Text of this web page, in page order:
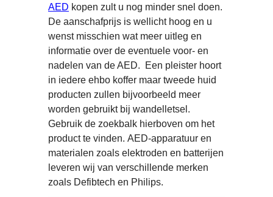
AED kopen zult u nog minder snel doen.
De aanschafprijs is wellicht hoog en u
wenst misschien wat meer uitleg en
informatie over de eventuele voor- en
nadelen van de AED. Een pleister hoort
in iedere ehbo koffer maar tweede huid
producten zullen bijvoorbeeld meer
worden gebruikt bij wandelletsel.
Gebruik de zoekbalk hierboven om het
product te vinden. AED-apparatuur en
materialen zoals elektroden en batterijen
leveren wij van verschillende merken
zoals Defibtech en Philips.